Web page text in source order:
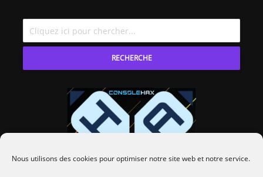
Nous utilisons des cookies pour optimiser notre site web et notre service.
RECHERCHE